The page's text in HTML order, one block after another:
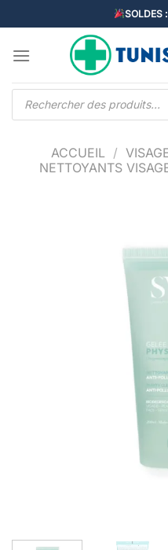
au
contenu
SOLDES
Recherche
ACCUEIL /
NETTOYANTS